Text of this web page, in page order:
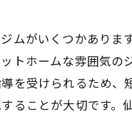
ムがいくつかありま
トホームな雰囲気の
を受けられるため、
ることが大切です。